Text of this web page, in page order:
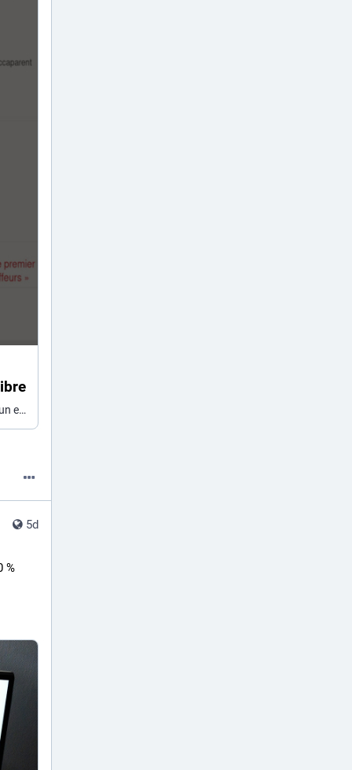
Nous démarrons notre marathon radio du vendredi 26 mars (10h − 22h) avec un enregistrement réalisé la veille dans la Librairie Quartier Libre à Nancy. Nicolas Celnik, co-auteur avec Fabien Benoit, présente « les résultats de leur enquête, menée sur plus de deux ans, sur ces entreprises qui ont fait main basse sur l’eau, ces « assoiffeurs » qui ont privatisé ce bien commun et prévoient désormais de tirer profit de la pénurie qui s’annonce, avec le soutien de l’État. »
5d
%